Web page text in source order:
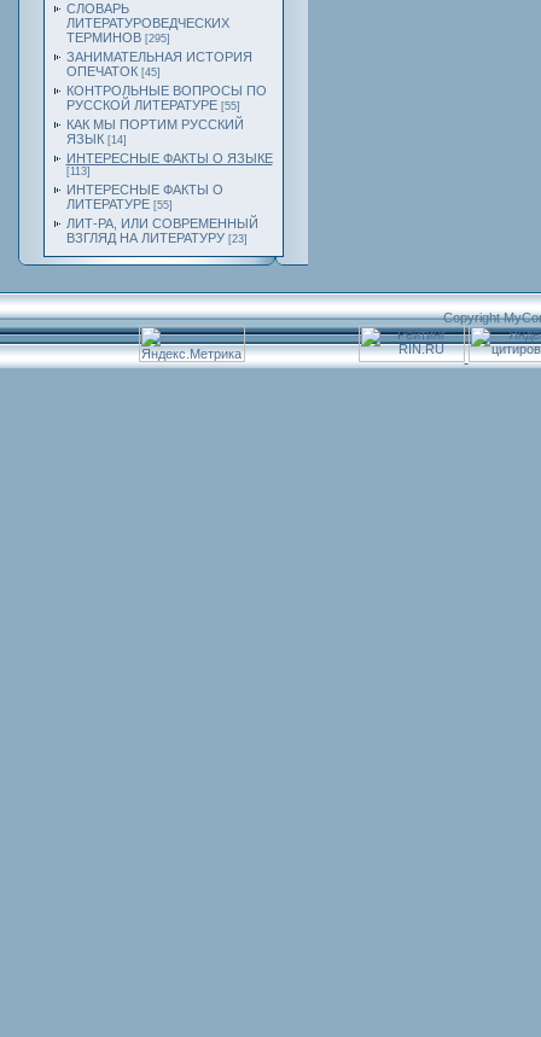
СЛОВАРЬ
ЛИТЕРАТУРОВЕДЧЕСКИХ
ТЕРМИНОВ [295]
ЗАНИМАТЕЛЬНАЯ ИСТОРИЯ
ОПЕЧАТОК [45]
КОНТРОЛЬНЫЕ ВОПРОСЫ ПО
РУССКОЙ ЛИТЕРАТУРЕ [55]
КАК МЫ ПОРТИМ РУССКИЙ
ЯЗЫК [14]
ИНТЕРЕСНЫЕ ФАКТЫ О ЯЗЫКЕ
[113]
ИНТЕРЕСНЫЕ ФАКТЫ О
ЛИТЕРАТУРЕ [55]
ЛИТ-РА, ИЛИ СОВРЕМЕННЫЙ
ВЗГЛЯД НА ЛИТЕРАТУРУ [23]
Copyright